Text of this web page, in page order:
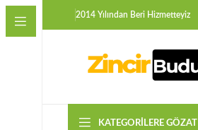
2014 Yılından Beri Hizmetteyiz
KATEGORILERE GÖZAT